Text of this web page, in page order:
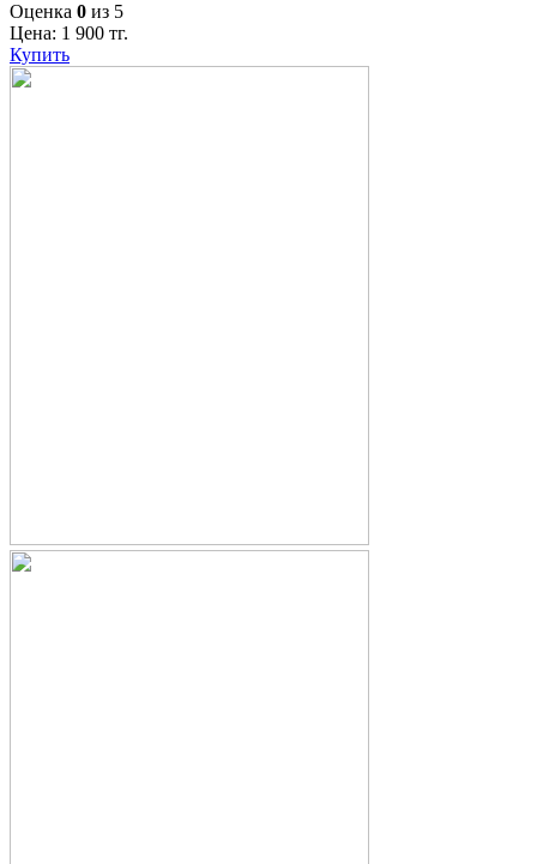
Оценка 0 из 5
Цена: 1 900 тг.
Купить